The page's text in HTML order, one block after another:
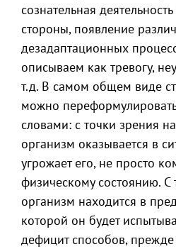
сознательная
стороны, появление
дезадаптационных
описываем как тревогу,
т.д. В самом общем виде
можно
словами: с точки зрения
организм оказывается в
угрожает его, не просто
физическому состоянию. С
организм находится в
которой он будет
дефицит способов,